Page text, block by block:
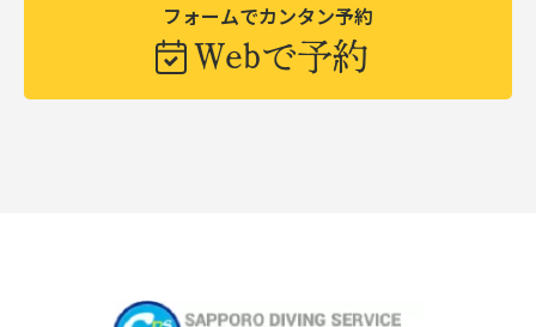
フォームでカンタン予約
Webで予約